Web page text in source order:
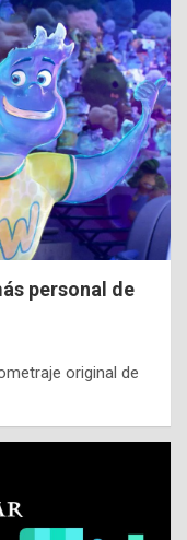
personal de
original de